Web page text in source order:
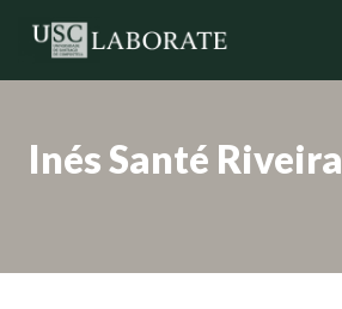
Saltar
Inés Santé Riveira